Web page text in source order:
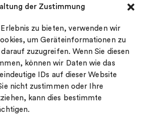
der Zustimmung
zu bieten, verwenden wir
um Geräteinformationen zu
zuzugreifen. Wenn Sie diesen
können wir Daten wie das
IDs auf dieser Website
nicht zustimmen oder Ihre
kann dies bestimmte
Drakenberg Sjölin
Nordic Spectra